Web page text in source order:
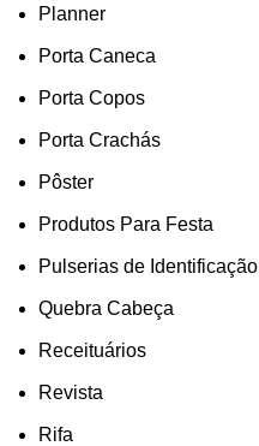
Planner
Porta Caneca
Porta Copos
Porta Crachás
Pôster
Produtos Para Festa
Pulserias de Identificação
Quebra Cabeça
Receituários
Revista
Rifa